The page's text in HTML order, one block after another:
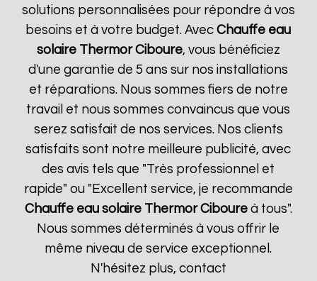
solutions personnalisées pour répondre à vos
besoins et à votre budget. AvecChauffe eau
solaire Thermor Ciboure, vous bénéficiez
d'une garantie de 5 ans sur nos installations
et réparations. Nous sommes fiers de notre
travail et nous sommes convaincus que vous
serez satisfait de nos services. Nos clients
satisfaits sont notre meilleure publicité, avec
des avis tels que "Très professionnel et
rapide" ou "Excellent service, je recommande
Chauffe eau solaire Thermor Ciboureà tous".
Nous sommes déterminés à vous offrir le
même niveau de service exceptionnel.
N'hésitez plus, contact